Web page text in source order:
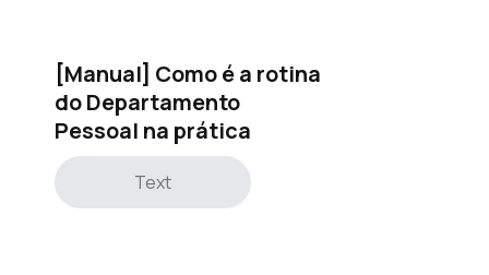
[Manual] Como é a rotina
do Departamento
Pessoal na prática
Text